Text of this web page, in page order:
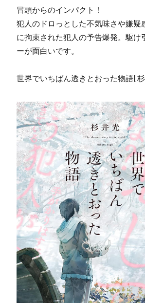
冒頭からのインパクト！
犯人のドロっとした不気味さや嫌疑
に拘束された犯人の予告爆発。駆け
ーが面白いです。
世界でいちばん透きとおった物語[